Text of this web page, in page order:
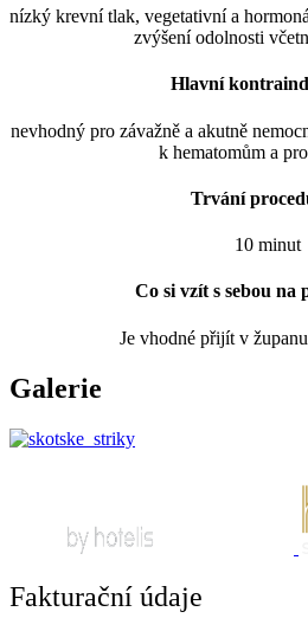
nízký krevní tlak, vegetativní a
zvýšení odolnosti
Hlavní
nevhodný pro závažně a akutně
k hematomům a
Trvání
10 minut
Co si vzít s sebou na
Je vhodné přijít v
Galerie
Fakturační údaje